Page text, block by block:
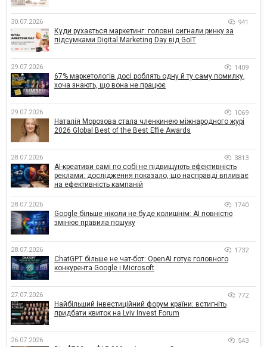
30.07.2026 941
Куди рухається маркетинг: головні сигнали ринку за
підсумками Digital Marketing Day від GoIT
29.07.2026 1409
67% маркетологів досі роблять одну й ту саму помилку,
хоча знають, що вона не працює
29.07.2026 1069
Наталія Морозова стала членкинею міжнародного журі
2026 Global Best of the Best Effie Awards
28.07.2026 3813
AI-креативи самі по собі не підвищують ефективність
реклами: дослідження показало, що насправді впливає
на ефективність кампаній
28.07.2026 1740
Google більше ніколи не буде колишнім: AI повністю
змінює правила пошуку
28.07.2026 1732
ChatGPT більше не чат-бот: OpenAI готує головного
конкурента Google і Microsoft
27.07.2026 772
Найбільший інвестиційний форум країни: встигніть
придбати квиток на Lviv Invest Forum
26.07.2026 543